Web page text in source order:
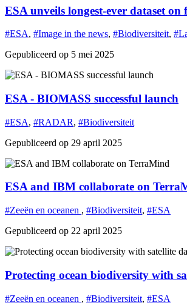
ESA unveils longest-ever dataset on
#ESA, #Image in the news, #Biodiversiteit,
Gepubliceerd op 5 mei 2025
ESA - BIOMASS successful launch
#ESA, #RADAR, #Biodiversiteit
Gepubliceerd op 29 april 2025
ESA and IBM collaborate on
#Zeeën en oceanen , #Biodiversiteit, #ESA
Gepubliceerd op 22 april 2025
Protecting ocean biodiversity with
#Zeeën en oceanen , #Biodiversiteit, #ESA